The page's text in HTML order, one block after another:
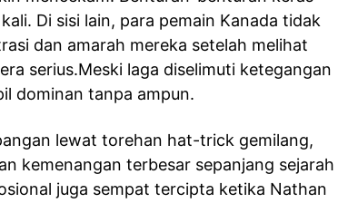
Di sisi lain, para pemain Kanada tidak
dan amarah mereka setelah melihat
serius.Meski laga diselimuti ketegangan
dominan tanpa ampun.
lewat torehan hat-trick gemilang,
kemenangan terbesar sepanjang sejarah
juga sempat tercipta ketika Nathan